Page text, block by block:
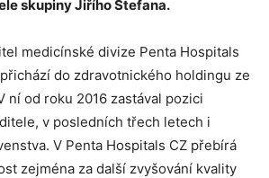
skupiny Jiřího Štefana.
medicínské divize Penta Hospitals
do zdravotnického holdingu ze
ní od roku 2016 zastával pozici
v posledních třech letech i
V Penta Hospitals CZ přebírá
zejména za další zvyšování kvality